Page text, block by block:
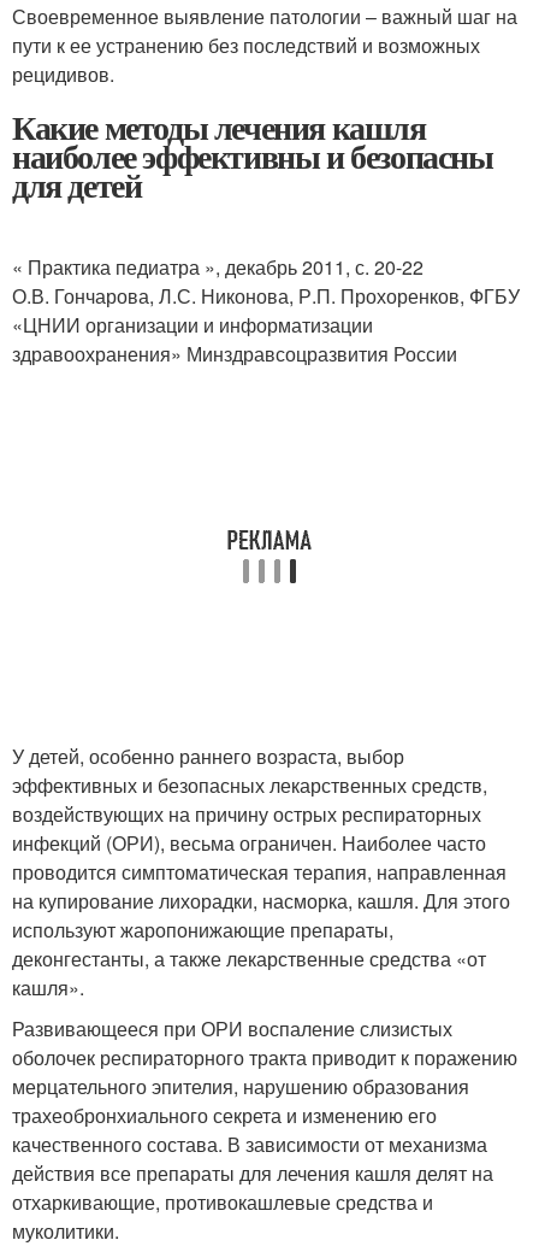
Своевременное выявление патологии – важный шаг на
пути к ее устранению без последствий и возможных
рецидивов.
Какие методы лечения кашля
наиболее эффективны и безопасны
для детей
« Практика педиатра », декабрь 2011, с. 20-22
О.В. Гончарова, Л.С. Никонова, Р.П. Прохоренков, ФГБУ
«ЦНИИ организации и информатизации
здравоохранения» Минздравсоцразвития России
У детей, особенно раннего возраста, выбор
эффективных и безопасных лекарственных средств,
воздействующих на причину острых респираторных
инфекций (ОРИ), весьма ограничен. Наиболее часто
проводится симптоматическая терапия, направленная
на купирование лихорадки, насморка, кашля. Для этого
используют жаропонижающие препараты,
деконгестанты, а также лекарственные средства «от
кашля».
Развивающееся при ОРИ воспаление слизистых
оболочек респираторного тракта приводит к поражению
мерцательного эпителия, нарушению образования
трахеобронхиального секрета и изменению его
качественного состава. В зависимости от механизма
действия все препараты для лечения кашля делят на
отхаркивающие, противокашлевые средства и
муколитики.